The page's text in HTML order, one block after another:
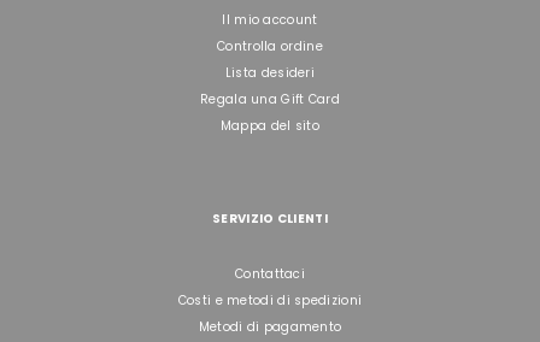
Il mio account
Controlla ordine
Lista desideri
Regala una Gift Card
Mappa del sito
SERVIZIO CLIENTI
Contattaci
Costi e metodi di spedizioni
Metodi di pagamento